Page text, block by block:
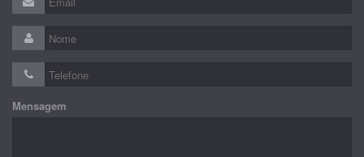
Mensagem